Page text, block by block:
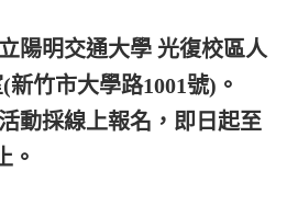
陽明交通大學 光復校區人
竹市大學路1001號)。
動採線上報名，即日起至
。